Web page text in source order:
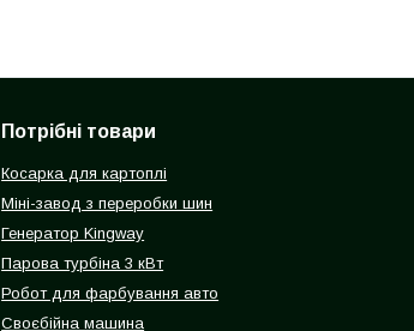
Потрібні товари
Косарка для картоплі
Міні-завод з переробки шин
Генератор Kingway
Парова турбіна 3 кВт
Робот для фарбування авто
Своєбійна машина